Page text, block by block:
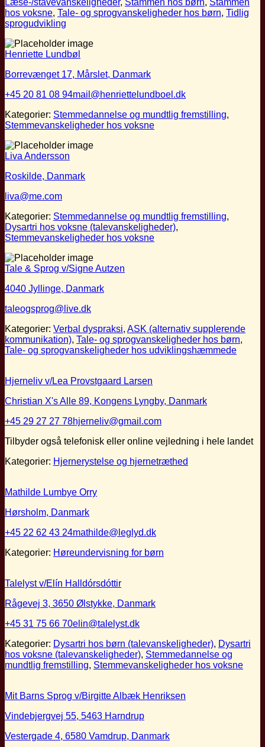
hos voksne, Tale- og sprogvanskeligheder hos børn, Tidlig
sprogudvikling
Henriette Lundbøl
Borrevænget 17, Mårslet, Danmark
+45 20 81 08 94mail@henriettelundboel.dk
Kategorier: Stemmedannelse og mundtlig fremstilling,
Stemmevanskeligheder hos voksne
Liva Andersson
Roskilde, Danmark
liva@me.com
Kategorier: Stemmedannelse og mundtlig fremstilling,
Dysartri hos voksne (talevanskeligheder),
Stemmevanskeligheder hos voksne
Tale & Sprog v/Signe Autzen
4040 Jyllinge, Danmark
taleogsprog@live.dk
Kategorier: Verbal dyspraksi, ASK (alternativ supplerende
kommunikation), Tale- og sprogvanskeligheder hos børn,
Tale- og sprogvanskeligheder hos udviklingshæmmede
Hjerneliv v/Lea Provstgaard Larsen
Christian X's Alle 89, Kongens Lyngby, Danmark
+45 29 27 27 78hjerneliv@gmail.com
Tilbyder også telefonisk eller online vejledning i hele landet
Kategorier: Hjernerystelse og hjernetræthed
Mathilde Lumbye Orry
Hørsholm, Danmark
+45 22 62 43 24mathilde@leglyd.dk
Kategorier: Høreundervisning for børn
Talelyst v/Elín Halldórsdóttir
Rågevej 3, 3650 Ølstykke, Danmark
+45 31 75 66 70elin@talelyst.dk
Kategorier: Dysartri hos børn (talevanskeligheder), Dysartri
hos voksne (talevanskeligheder), Stemmedannelse og
mundtlig fremstilling, Stemmevanskeligheder hos voksne
Mit Barns Sprog v/Birgitte Albæk Henriksen
Vindebjergvej 55, 5463 Harndrup
Vestergade 4, 6580 Vamdrup, Danmark